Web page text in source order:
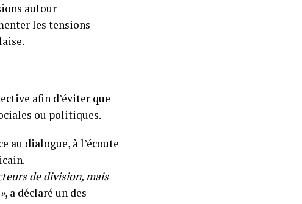
autour
les tensions
afin d’éviter que
ou politiques.
au dialogue, à l’écoute
de division, mais
, a déclaré un des